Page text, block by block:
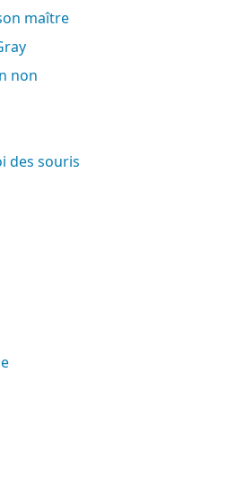
maître
non
des souris